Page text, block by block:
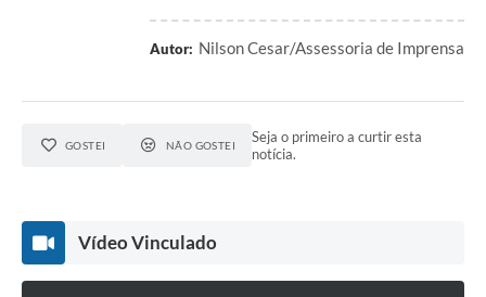
SIC
Diário Oficial
Autor: Nilson Cesar/Assessoria de Imprensa
GOSTEI NÃO GOSTEI
Seja o primeiro a curtir esta
notícia.
Vídeo Vinculado